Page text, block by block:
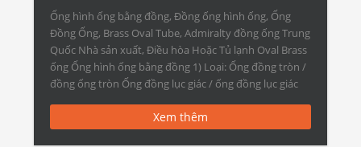
Ống hình ống bằng đồng, Đồng ống hình ống, Ống
Đồng Ống, Brass Oval Tube, Admiralty đồng ống Trung
Quốc Nhà sản xuất, Điều hòa Hoặc Tủ lạnh Oval Brass
ống Ống hình ống bằng đồng 1) Loại: Ống đồng tròn /
đồng ống tròn Ống đồng lục giác / ống đồng lục giác
Xem thêm